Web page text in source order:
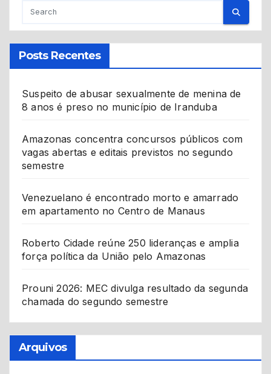
Posts Recentes
Suspeito de abusar sexualmente de menina de
8 anos é preso no município de Iranduba
Amazonas concentra concursos públicos com
vagas abertas e editais previstos no segundo
semestre
Venezuelano é encontrado morto e amarrado
em apartamento no Centro de Manaus
Roberto Cidade reúne 250 lideranças e amplia
força política da União pelo Amazonas
Prouni 2026: MEC divulga resultado da segunda
chamada do segundo semestre
Arquivos